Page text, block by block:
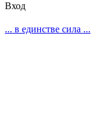
Вход
... в единстве сила ...